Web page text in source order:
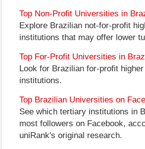
Top Non-Profit Universities in
Explore Brazilian not-for-profit
institutions that may offer lower
Top For-Profit Universities in
Look for Brazilian for-profit
institutions.
Top Brazilian Universities on
See which tertiary institutions in
most followers on Facebook,
uniRank's original research.